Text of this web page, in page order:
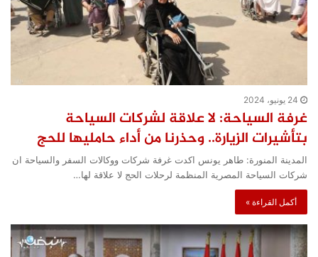
24 يونيو، 2024
غرفة السياحة: لا علاقة لشركات السياحة
بتأشيرات الزيارة.. وحذرنا من أداء حامليها للحج
المدينة المنورة: طاهر يونس اكدت غرفة شركات ووكالات السفر والسياحة ان
شركات السياحة المصرية المنظمة لرحلات الحج لا علاقة لها…
أكمل القراءة »